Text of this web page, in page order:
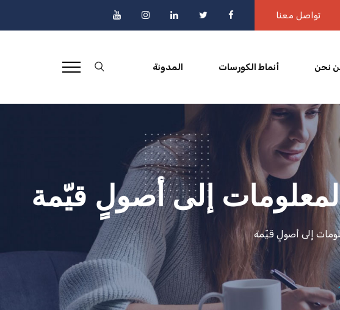
تواصل معنا
نحن أنماط الكورسات المدونة
إلى أصولٍ قيّمة
إلى أصولٍ قيّمة